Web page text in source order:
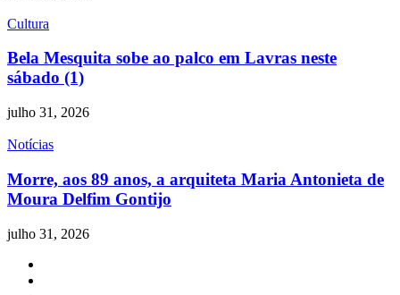
Cultura
Bela Mesquita sobe ao palco em Lavras neste
sábado (1)
julho 31, 2026
Notícias
Morre, aos 89 anos, a arquiteta Maria Antonieta de
Moura Delfim Gontijo
julho 31, 2026